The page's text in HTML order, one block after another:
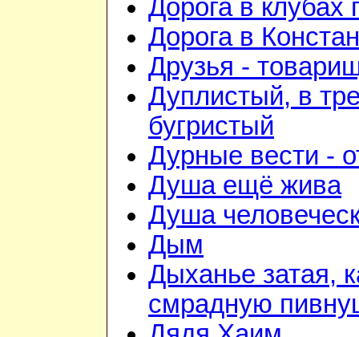
Дорога в клубах
Дорога в
Друзья -
Дуплистый, в
бугристый
Дурные вести -
Душа ещё жива
Душа
Дым
Дыханье затая,
смрадную